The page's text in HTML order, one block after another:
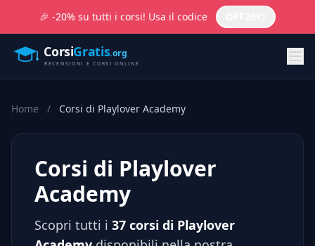
🎉 -20% su tutti i corsi! Usa il codice
Home / Corsi di Playlover Academy
Corsi di Playlover
Academy
Scopri tutti i 37 corsi di Playlover